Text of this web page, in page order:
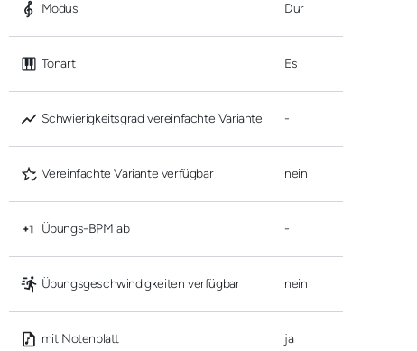
Modus Dur
Tonart Es
Schwierigkeitsgrad vereinfachte Variante -
Vereinfachte Variante verfügbar nein
Übungs-BPM ab -
Übungsgeschwindigkeiten verfügbar nein
mit Notenblatt ja